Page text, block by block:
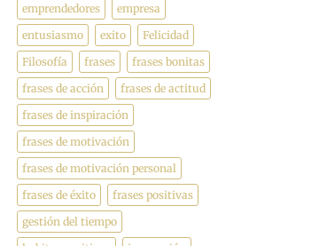
emprendedores
empresa
entusiasmo
exito
Felicidad
Filosofía
frases
frases bonitas
frases de acción
frases de actitud
frases de inspiración
frases de motivación
frases de motivación personal
frases de éxito
frases positivas
gestión del tiempo